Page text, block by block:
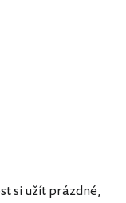
si užít prázdné,